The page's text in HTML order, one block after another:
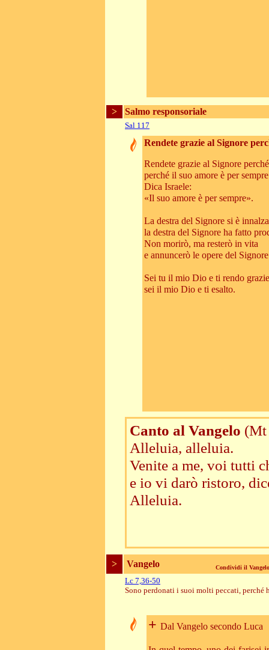
> Salmo responsoriale
Sal 117
Rendete grazie al Signore
Rendete grazie al Signore
perché il suo amore è per
Dica Israele:
«Il suo amore è per sempre».
La destra del Signore si è
la destra del Signore ha fatto
Non morirò, ma resterò in vita
e annuncerò le opere del
Sei tu il mio Dio e ti rendo
sei il mio Dio e ti esalto.
Canto al Vangelo (Mt
Alleluia, alleluia.
Venite a me, voi tutti
e io vi darò ristoro,
Alleluia.
> Vangelo Condividi il
Lc 7,36-50
Sono perdonati i suoi molti peccati, perché
+ Dal Vangelo secondo Luca